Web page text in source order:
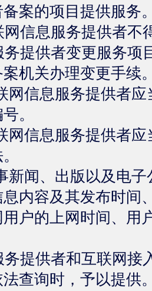
案的项目提供服务
信息服务提供者不
提供者变更服务项
机关办理变更手续
信息服务提供者应
。
信息服务提供者应
闻、出版以及电子
内容及其发布时间
户的上网时间、用
提供者和互联网接
查询时，予以提供